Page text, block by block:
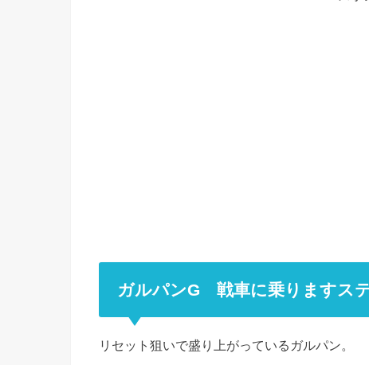
ガルパンG 戦車に乗りますス
リセット狙いで盛り上がっているガルパン。